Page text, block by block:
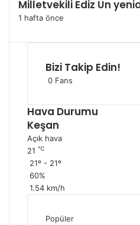
Milletvekili Ediz Ün
1 hafta önce
Bizi Takip Edin!
0 Fans
Hava Durumu
Keşan
Açık hava
21 ℃
21º - 21º
60%
1.54 km/h
Popüler